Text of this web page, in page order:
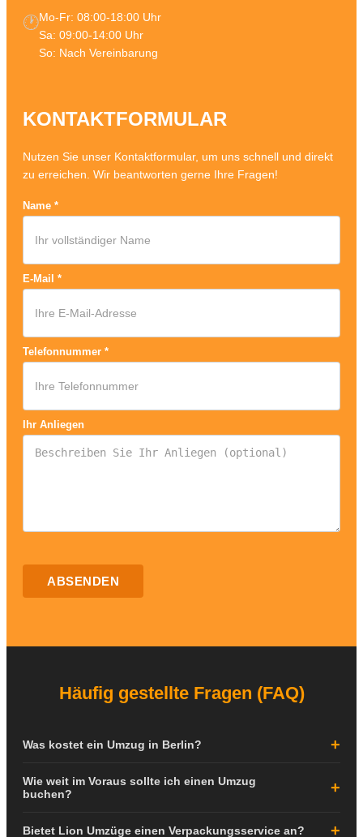
🕐Mo-Fr: 08:00-18:00 Uhr
Sa: 09:00-14:00 Uhr
So: Nach Vereinbarung
KONTAKTFORMULAR
Nutzen Sie unser Kontaktformular, um uns schnell und direkt
zu erreichen. Wir beantworten gerne Ihre Fragen!
Name *
E-Mail *
Telefonnummer *
Ihr Anliegen
ABSENDEN
Häufig gestellte Fragen (FAQ)
Was kostet ein Umzug in Berlin?
Faktoren ab: der Größe Ihrer Wohnung, der Entfernung zwischen
sowie gewünschten Zusatzleistungen wie Verpackung oder
Wie weit im Voraus sollte ich einen Umzug
buchen?
Bietet Lion Umzüge einen Verpackungsservice an?